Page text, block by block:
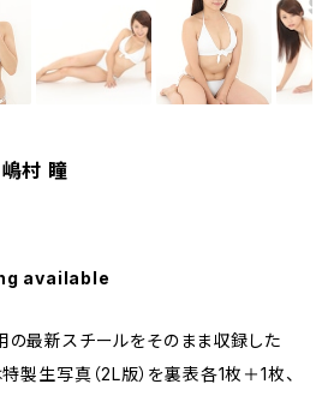
村 瞳
available
の最新スチールをそのまま収録した
製生写真（2L版）を裏表各1枚＋1枚、